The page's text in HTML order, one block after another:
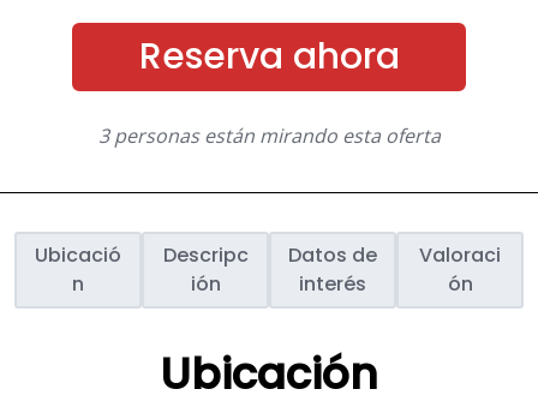
Reserva ahora
3 personas están mirando esta oferta
Ubicació
n
Descripc
ión
Datos de
interés
Valoraci
ón
Ubicación